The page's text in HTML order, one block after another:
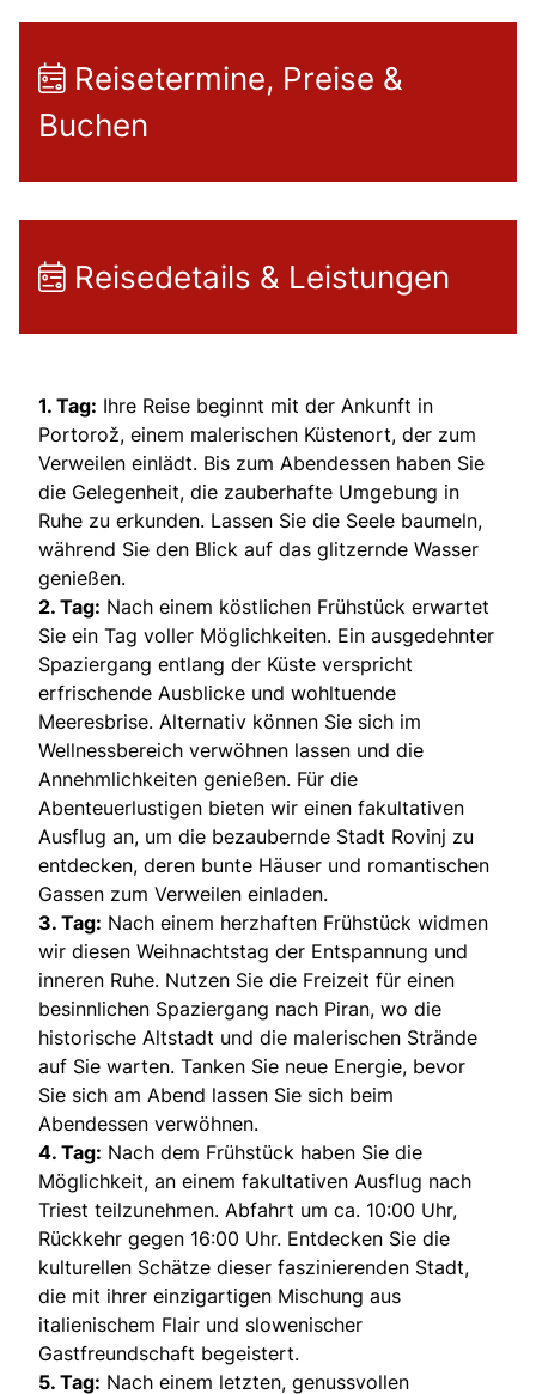
Reisetermine, Preise &
Buchen
Reisedetails & Leistungen
1. Tag: Ihre Reise beginnt mit der Ankunft in
Portorož, einem malerischen Küstenort, der zum
Verweilen einlädt. Bis zum Abendessen haben Sie
die Gelegenheit, die zauberhafte Umgebung in
Ruhe zu erkunden. Lassen Sie die Seele baumeln,
während Sie den Blick auf das glitzernde Wasser
genießen.
2. Tag: Nach einem köstlichen Frühstück erwartet
Sie ein Tag voller Möglichkeiten. Ein ausgedehnter
Spaziergang entlang der Küste verspricht
erfrischende Ausblicke und wohltuende
Meeresbrise. Alternativ können Sie sich im
Wellnessbereich verwöhnen lassen und die
Annehmlichkeiten genießen. Für die
Abenteuerlustigen bieten wir einen fakultativen
Ausflug an, um die bezaubernde Stadt Rovinj zu
entdecken, deren bunte Häuser und romantischen
Gassen zum Verweilen einladen.
3. Tag: Nach einem herzhaften Frühstück widmen
wir diesen Weihnachtstag der Entspannung und
inneren Ruhe. Nutzen Sie die Freizeit für einen
besinnlichen Spaziergang nach Piran, wo die
historische Altstadt und die malerischen Strände
auf Sie warten. Tanken Sie neue Energie, bevor
Sie sich am Abend lassen Sie sich beim
Abendessen verwöhnen.
4. Tag: Nach dem Frühstück haben Sie die
Möglichkeit, an einem fakultativen Ausflug nach
Triest teilzunehmen. Abfahrt um ca. 10:00 Uhr,
Rückkehr gegen 16:00 Uhr. Entdecken Sie die
kulturellen Schätze dieser faszinierenden Stadt,
die mit ihrer einzigartigen Mischung aus
italienischem Flair und slowenischer
Gastfreundschaft begeistert.
5. Tag: Nach einem letzten, genussvollen